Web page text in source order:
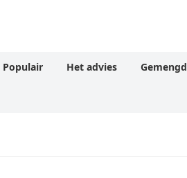
Populair Het advies Gemengd